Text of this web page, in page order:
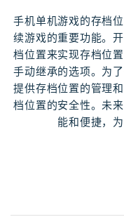
手机单机游戏的存档
续游戏的重要功能。
档位置来实现存档位
手动继承的选项。为
提供存档位置的管理
档位置的安全性。未
能和便捷，